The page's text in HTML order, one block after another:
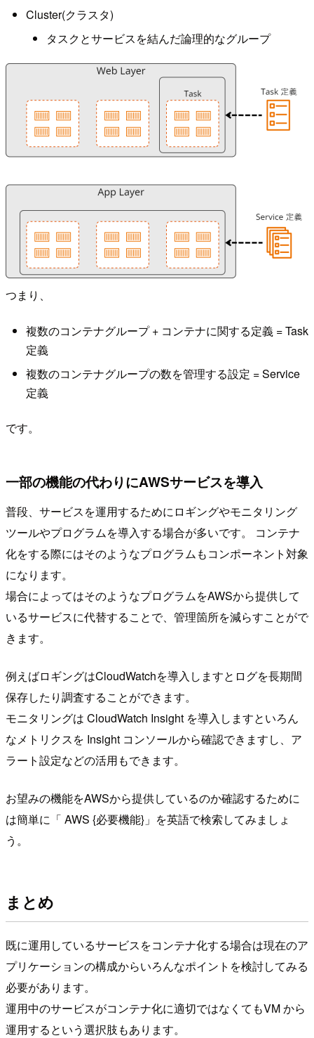
Cluster(クラスタ)
タスクとサービスを結んだ論理的なグループ
つまり、
複数のコンテナグループ + コンテナに関する定義 = Task
定義
複数のコンテナグループの数を管理する設定 = Service
定義
です。
一部の機能の代わりにAWSサービスを導入
普段、サービスを運用するためにロギングやモニタリング
ツールやプログラムを導入する場合が多いです。 コンテナ
化をする際にはそのようなプログラムもコンポーネント対象
になります。
場合によってはそのようなプログラムをAWSから提供して
いるサービスに代替することで、管理箇所を減らすことがで
きます。
例えばロギングはCloudWatchを導入しますとログを長期間
保存したり調査することができます。
モニタリングは CloudWatch Insight を導入しますといろん
なメトリクスを Insight コンソールから確認できますし、ア
ラート設定などの活用もできます。
お望みの機能をAWSから提供しているのか確認するために
は簡単に「 AWS {必要機能}」を英語で検索してみましょ
う。
まとめ
既に運用しているサービスをコンテナ化する場合は現在のア
プリケーションの構成からいろんなポイントを検討してみる
必要があります。
運用中のサービスがコンテナ化に適切ではなくてもVM から
運用するという選択肢もあります。